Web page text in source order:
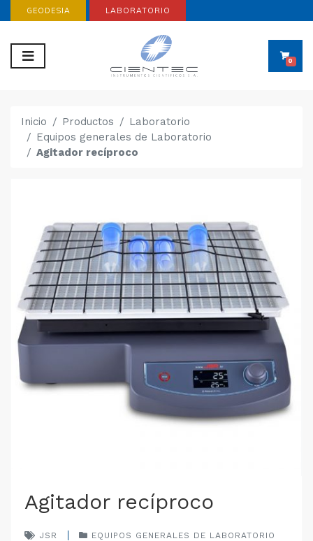
GEODESIA LABORATORIO
0
Inicio Productos
Laboratorio
Equipos generales de Laboratorio
Agitador recíproco
Agitador recíproco
JSR EQUIPOS GENERALES DE LABORATORIO